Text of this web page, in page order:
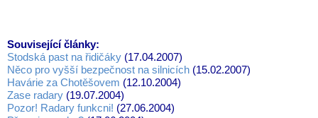
Související články:
Stodská past na řidičáky (17.04.2007)
Něco pro vyšší bezpečnost na silnicích (15.02.2007)
Havárie za Chotěšovem (12.10.2004)
Zase radary (19.07.2004)
Pozor! Radary funkcni! (27.06.2004)